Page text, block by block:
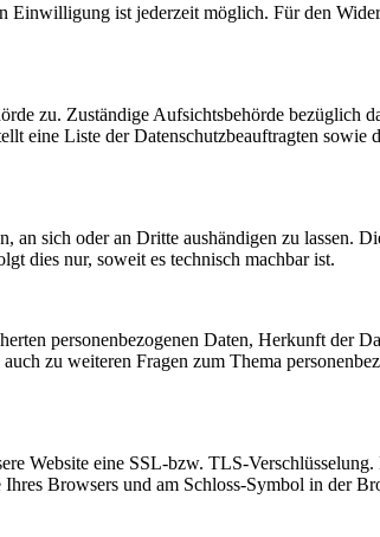
ist jederzeit möglich. Für den
zu. Zuständige Aufsichtsbehörde bezüglich
eine Liste der Datenschutzbeauftragten sowie
sich oder an Dritte aushändigen zu lassen.
dies nur, soweit es technisch machbar ist.
personenbezogenen Daten, Herkunft der
zu weiteren Fragen zum Thema
Website eine SSL-bzw. TLS-
Browsers und am Schloss-Symbol in der